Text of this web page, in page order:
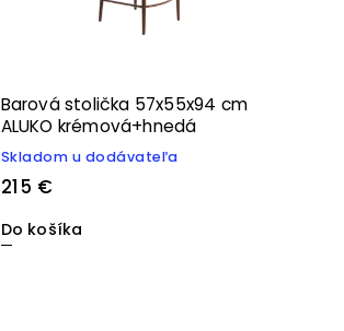
Barová stolička 57x55x94 cm
ALUKO krémová+hnedá
Skladom u dodávateľa
215 €
Do košíka